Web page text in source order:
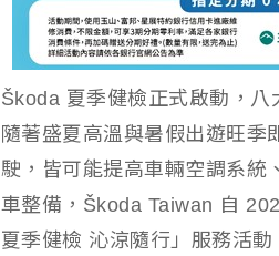
Škoda 夏季健檢正式啟動，
隨著盛夏高溫與暑假出遊旺
駛，皆可能提高車輛空調系統
車整備，Škoda Taiwan 自
夏季健檢 沁涼隨行」服務活